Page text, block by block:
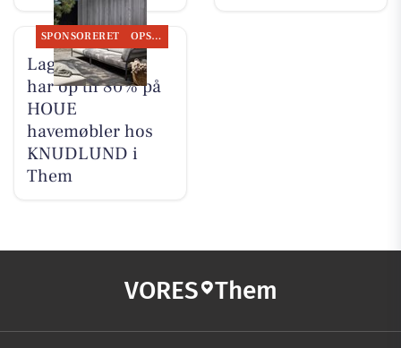
SPONSORERET OPSLAGSTAVLEN
Lagersalg.com
har op til 80% på
HOUE
havemøbler hos
KNUDLUND i
Them
VORES Them